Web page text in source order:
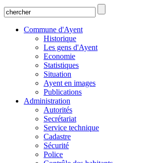
Commune d'Ayent
Historique
Les gens d'Ayent
Economie
Statistiques
Situation
Ayent en images
Publications
Administration
Autorités
Secrétariat
Service technique
Cadastre
Sécurité
Police